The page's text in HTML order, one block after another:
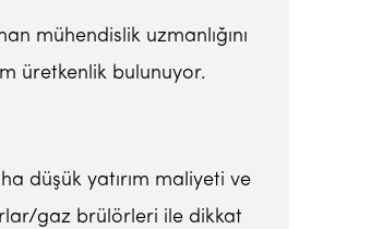
mühendislik uzmanlığını
üretkenlik bulunuyor.
düşük yatırım maliyeti ve
gaz brülörleri ile dikkat